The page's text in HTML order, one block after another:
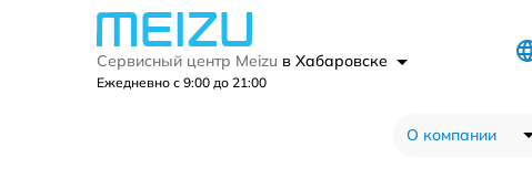
Сервисный центр Meizu в Хабаровске
Ежедневно с 9:00 до 21:00
О компании